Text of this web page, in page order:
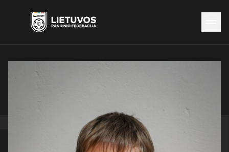
Naujienos
Federacija
Čempionatai